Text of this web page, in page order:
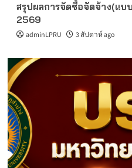
สรุปผลการจัดซื้อจัดจ้าง(แบ
2569
adminLPRU 3 สัปดาห์ ago